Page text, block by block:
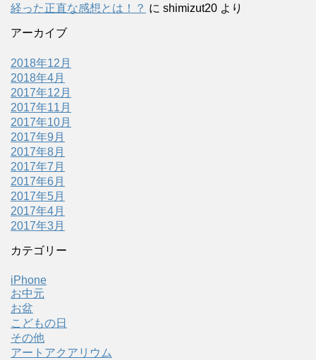
経った正直な感想とは！？ に shimizut20 より
アーカイブ
2018年12月
2018年4月
2017年12月
2017年11月
2017年10月
2017年9月
2017年8月
2017年7月
2017年6月
2017年5月
2017年4月
2017年3月
カテゴリー
iPhone
お中元
お盆
こどもの日
その他
アートアクアリウム